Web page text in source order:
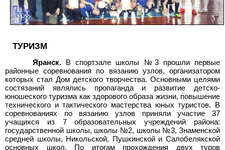
ТУРИЗМ
Яранск.
В спортзале школы №3 прошли первые
районные соревнования по вязанию узлов, организатором
которых стал Дом детского творчества. Основными целями
состязаний являлись пропаганда и развитие детско-
юношеского туризма как здорового образа жизни, повышение
технического и тактического мастерства юных туристов. В
соревнованиях по вязанию узлов приняли участие 37
учащихся из 7 образовательных учреждений района:
государственной школы, школы №2, школы №3, Знаменской
средней школы, Никольской, Пушкинской и Салобелякской
основных школ. По итогам прохождения двух туров